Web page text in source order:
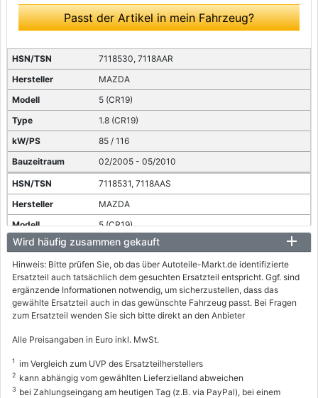
Passt der Artikel in mein Fahrzeug?
7118530, 7118AAR
MAZDA
5 (CR19)
1.8 (CR19)
85 / 116
02/2005 - 05/2010
7118531, 7118AAS
MAZDA
5 (CR19)
2.0 (CREW)
107 / 146
02/2005 - 05/2010
7118529, 7118AAT
2.0 CD (CR19)
105 / 143
Wird häufig zusammen gekauft
Hinweis: Bitte prüfen Sie, ob das über Autoteile-Markt.de identifizierte
Ersatzteil auch tatsächlich dem gesuchten Ersatzteil entspricht. Ggf. sind
ergänzende Informationen notwendig, um sicherzustellen, dass das
gewählte Ersatzteil auch in das gewünschte Fahrzeug passt. Bei Fragen
zum Ersatzteil wenden Sie sich bitte direkt an den Anbieter
Alle Preisangaben in Euro inkl. MwSt.
1 im Vergleich zum UVP des Ersatzteilherstellers
2 kann abhängig vom gewählten Lieferzielland abweichen
3 bei Zahlungseingang am heutigen Tag (z.B. via PayPal), bei einem